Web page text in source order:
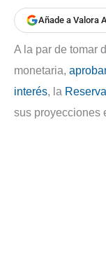
Añade a Valora
A la par de tomar
monetaria,
interés, la
sus proyecciones